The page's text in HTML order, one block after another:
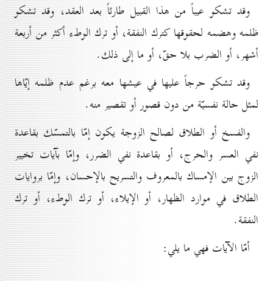
وقد تشكو عيباً من هذا القبيل طارئاً بعد العقد، وقد تشكو
ظلمه وهضمه لحقوقها كترك النفقة، أو ترك الوطء أكثر من أربعة
أشهر، أو الضرب بلا حقّ، أو ما إلى ذلك.
وقد تشكو حرجاً عليها في عيشها معه برغم عدم ظلمه إيّاها
لمثل حالة نفسيّة من دون قصور أو تقصير منه.
والفسخ أو الطلاق لصالح الزوجة يكون إمّا بالتمسّك بقاعدة
نفي العسر والحرج، أو بقاعدة نفي الضرر، وإمّا بآيات تخيير
الزوج بين الإمساك بالمعروف والتسريح بالإحسان، وإمّا بروايات
الطلاق في موارد الظهار، أو الإيلاء، أو ترك الوطء، أو ترك
النفقة.
أمّا الآيات فهي ما يلي: